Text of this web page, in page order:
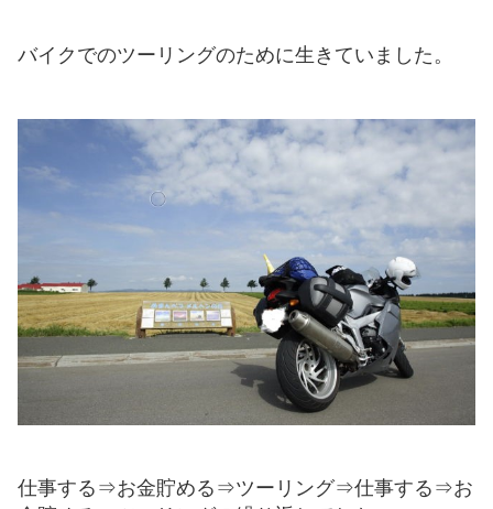
バイクでのツーリングのために生きていました。
仕事する⇒お金貯める⇒ツーリング⇒仕事する⇒お